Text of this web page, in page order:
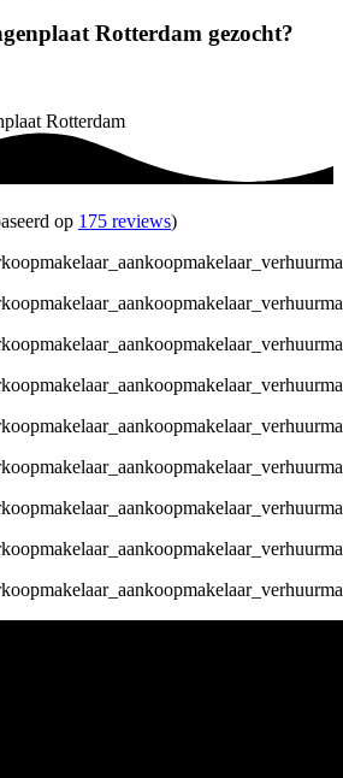
Rotterdam gezocht?
op 175 reviews)